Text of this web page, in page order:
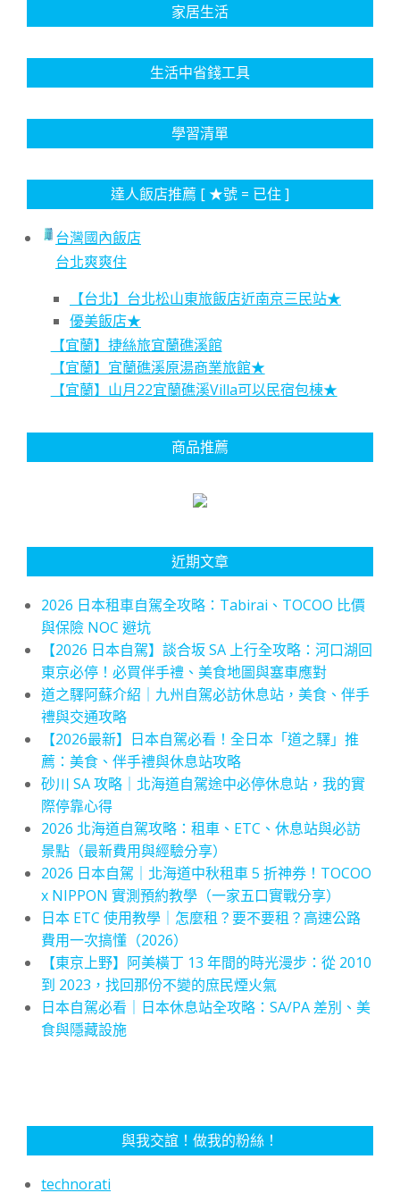
家居生活
生活中省錢工具
學習清單
達人飯店推薦 [ ★號 = 已住 ]
台灣國內飯店
台北爽爽住
【台北】台北松山東旅飯店近南京三民站★
優美飯店★
【宜蘭】捷絲旅宜蘭礁溪館
【宜蘭】宜蘭礁溪原湯商業旅館★
【宜蘭】山月22宜蘭礁溪Villa可以民宿包棟★
商品推薦
近期文章
2026 日本租車自駕全攻略：Tabirai、TOCOO 比價
與保險 NOC 避坑
【2026 日本自駕】談合坂 SA 上行全攻略：河口湖回
東京必停！必買伴手禮、美食地圖與塞車應對
道之驛阿蘇介紹｜九州自駕必訪休息站，美食、伴手
禮與交通攻略
【2026最新】日本自駕必看！全日本「道之驛」推
薦：美食、伴手禮與休息站攻略
砂川 SA 攻略｜北海道自駕途中必停休息站，我的實
際停靠心得
2026 北海道自駕攻略：租車、ETC、休息站與必訪
景點（最新費用與經驗分享）
2026 日本自駕｜北海道中秋租車 5 折神券！TOCOO
x NIPPON 實測預約教學（一家五口實戰分享）
日本 ETC 使用教學｜怎麼租？要不要租？高速公路
費用一次搞懂（2026）
【東京上野】阿美橫丁 13 年間的時光漫步：從 2010
到 2023，找回那份不變的庶民煙火氣
日本自駕必看｜日本休息站全攻略：SA/PA 差別、美
食與隱藏設施
與我交誼！做我的粉絲！
technorati